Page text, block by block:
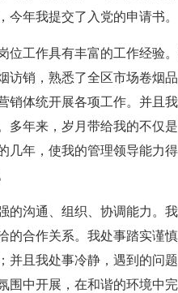
今年我提交了入党的申请书。
位工作具有丰富的工作经验
访销，熟悉了全区市场卷烟
销体统开展各项工作。并且
多年来，岁月带给我的不仅
几年，使我的管理领导能力
的沟通、组织、协调能力。
的合作关系。我处事踏实谨
并且我处事冷静，遇到的问
围中开展，在和谐的环境中